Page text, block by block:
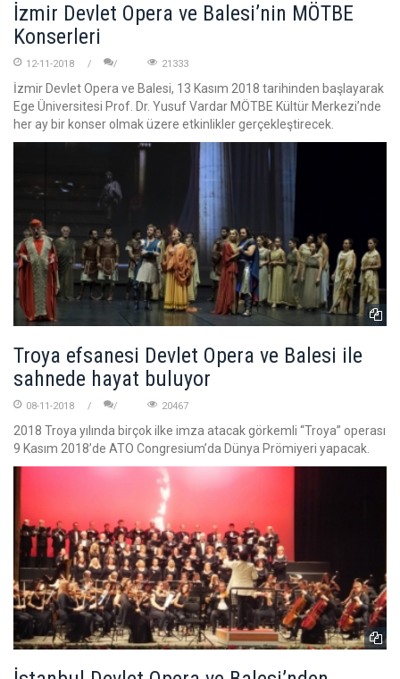
İzmir Devlet Opera ve Balesi’nin MÖTBE
Konserleri
12-11-2018 21333
İzmir Devlet Opera ve Balesi, 13 Kasım 2018 tarihinden başlayarak
Ege Üniversitesi Prof. Dr. Yusuf Vardar MÖTBE Kültür Merkezi’nde
her ay bir konser olmak üzere etkinlikler gerçekleştirecek.
Troya efsanesi Devlet Opera ve Balesi ile
sahnede hayat buluyor
08-11-2018 20467
2018 Troya yılında birçok ilke imza atacak görkemli “Troya” operası
9 Kasım 2018’de ATO Congresium’da Dünya Prömiyeri yapacak.